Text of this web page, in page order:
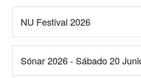
NU Festival 2026
Sónar 2026 - Sábado 20